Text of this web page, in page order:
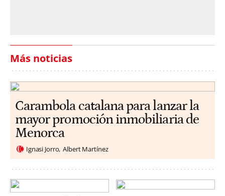
Más noticias
Carambola catalana para lanzar la
mayor promoción inmobiliaria de
Menorca
Ignasi Jorro Albert Martínez